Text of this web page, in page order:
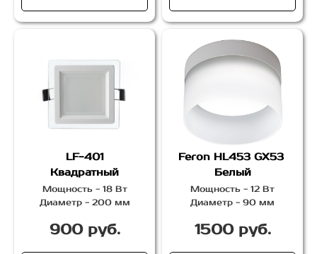
LF-401
Квадратный
Мощность - 18 Вт
Диаметр - 200 мм
900 руб.
Feron HL453 GX53
Белый
Мощность - 12 Вт
Диаметр - 90 мм
1500 руб.